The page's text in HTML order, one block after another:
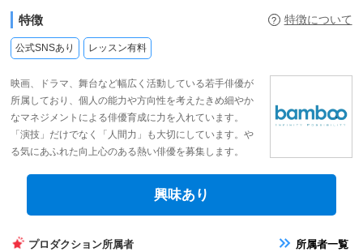
特徴 ? 特徴について
公式SNSあり レッスン有料
映画、ドラマ、舞台など幅広く活動している若手俳優が
所属しており、個人の能力や方向性を考えたきめ細やか
なマネジメントによる俳優育成に力を入れています。
「演技」だけでなく「人間力」も大切にしています。や
る気にあふれた向上心のある熱い俳優を募集します。
興味あり
プロダクション所属者 所属者一覧